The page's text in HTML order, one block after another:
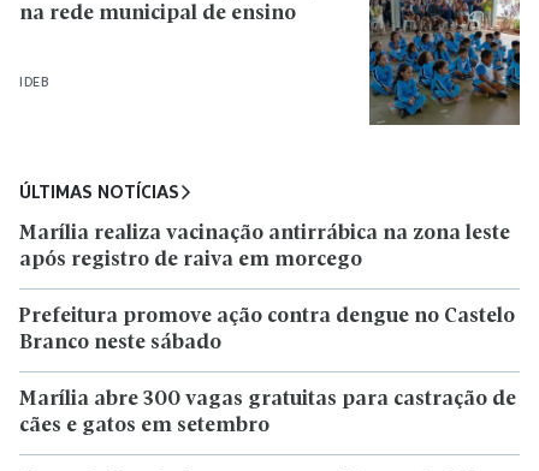
IDEB
na rede municipal de ensino
ÚLTIMAS NOTÍCIAS
Marília realiza vacinação antirrábica na zona leste
após registro de raiva em morcego
Prefeitura promove ação contra dengue no Castelo
Branco neste sábado
Marília abre 300 vagas gratuitas para castração de
cães e gatos em setembro